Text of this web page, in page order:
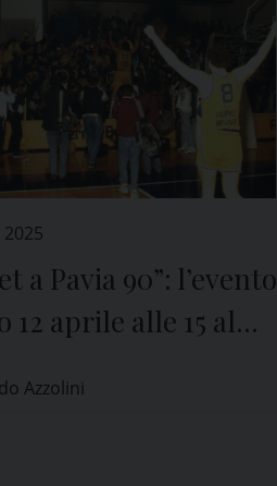
a Pavia 90”: l’evento
12 aprile alle 15 al
Azzolini